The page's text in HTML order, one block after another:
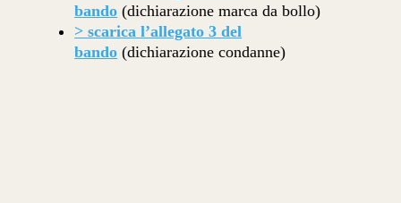
bando (dichiarazione marca da bollo)
>scarica l’allegato 3 del
bando (dichiarazione condanne)